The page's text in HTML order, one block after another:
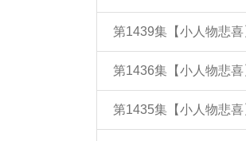
第1439集【小人物悲
第1436集【小人物悲
第1435集【小人物悲